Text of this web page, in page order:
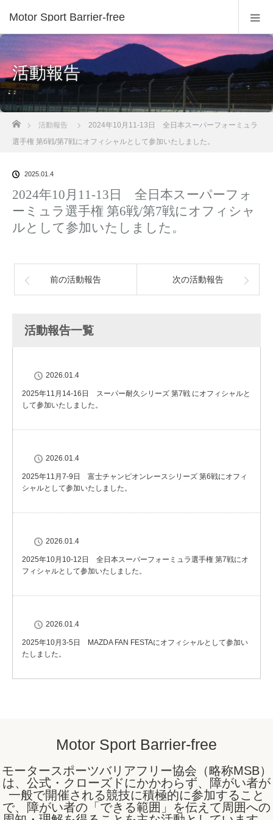
Motor Sport Barrier-free
活動報告
ホーム
活動報告
2024年10月11-13日 全日本スーパーフォーミュラ
選手権 第6戦/第7戦にオフィシャルとして参加いたしました。
2025.01.4
2024年10月11-13日 全日本スーパーフォ
ーミュラ選手権 第6戦/第7戦にオフィシャ
ルとして参加いたしました。
前の活動報告 次の活動報告
活動報告一覧
2026.01.4
2025年11月14-16日 スーパー耐久シリーズ 第7戦 にオフィシャルと
して参加いたしました。
2026.01.4
2025年11月7-9日 富士チャンピオンレースシリーズ 第6戦にオフィ
シャルとして参加いたしました。
2026.01.4
2025年10月10-12日 全日本スーパーフォーミュラ選手権 第7戦にオ
フィシャルとして参加いたしました。
2026.01.4
2025年10月3-5日 MAZDA FAN FESTAにオフィシャルとして参加い
たしました。
Motor Sport Barrier-free
モータースポーツバリアフリー協会（略称MSB）
は、公式・クローズドにかかわらず、障がい者が
一般で開催される競技に積極的に参加すること
で、障がい者の「できる範囲」を伝えて周囲への